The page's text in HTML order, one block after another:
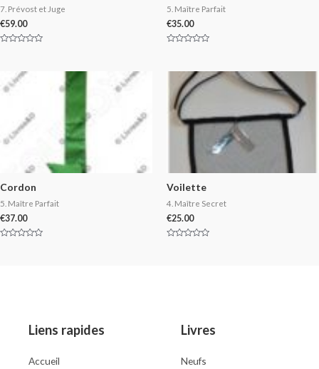
7. Prévost et Juge
€59.00
5. Maître Parfait
€35.00
of
Cordon
5. Maître Parfait
€37.00
Voilette
4. Maître Secret
€25.00
Liens rapides
Accueil
Livres
Neufs